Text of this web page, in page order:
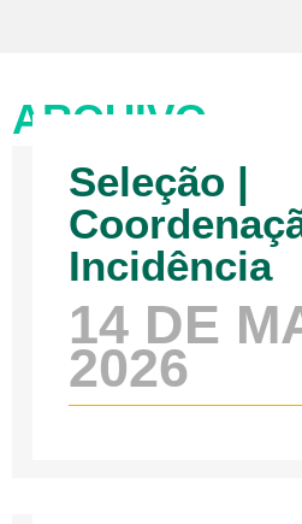
ARQUIVO
Seleção |
Incidência
14 DE
2026